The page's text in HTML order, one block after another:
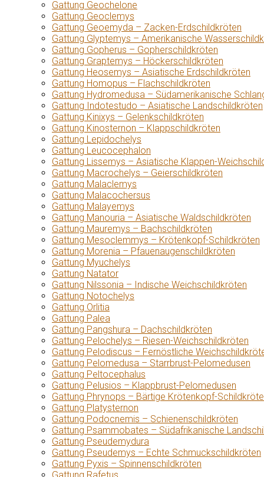
Gattung Geochelone
Gattung Geoclemys
Gattung Geoemyda – Zacken-Erdschildkröten
Gattung Glyptemys – Amerikanische
Gattung Gopherus – Gopherschildkröten
Gattung Graptemys – Höckerschildkröten
Gattung Heosemys – Asiatische Erdschildkröten
Gattung Homopus – Flachschildkröten
Gattung Hydromedusa – Südamerikanische
Gattung Indotestudo – Asiatische Landschildkröten
Gattung Kinixys – Gelenkschildkröten
Gattung Kinosternon – Klappschildkröten
Gattung Lepidochelys
Gattung Leucocephalon
Gattung Lissemys – Asiatische Klappen-
Gattung Macrochelys – Geierschildkröten
Gattung Malaclemys
Gattung Malacochersus
Gattung Malayemys
Gattung Manouria – Asiatische Waldschildkröten
Gattung Mauremys – Bachschildkröten
Gattung Mesoclemmys – Krötenkopf-Schildkröten
Gattung Morenia – Pfauenaugenschildkröten
Gattung Myuchelys
Gattung Natator
Gattung Nilssonia – Indische Weichschildkröten
Gattung Notochelys
Gattung Orlitia
Gattung Palea
Gattung Pangshura – Dachschildkröten
Gattung Pelochelys – Riesen-Weichschildkröten
Gattung Pelodiscus – Fernöstliche
Gattung Pelomedusa – Starrbrust-Pelomedusen
Gattung Peltocephalus
Gattung Pelusios – Klappbrust-Pelomedusen
Gattung Phrynops – Bärtige Krötenkopf-
Gattung Platysternon
Gattung Podocnemis – Schienenschildkröten
Gattung Psammobates – Südafrikanische
Gattung Pseudemydura
Gattung Pseudemys – Echte Schmuckschildkröten
Gattung Pyxis – Spinnenschildkröten